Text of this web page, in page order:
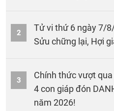
2
Tử vi thứ 6 ngày 7/
Sửu chững lại, Hợi
3
Chính thức vượt
4 con giáp đón
năm 2026!